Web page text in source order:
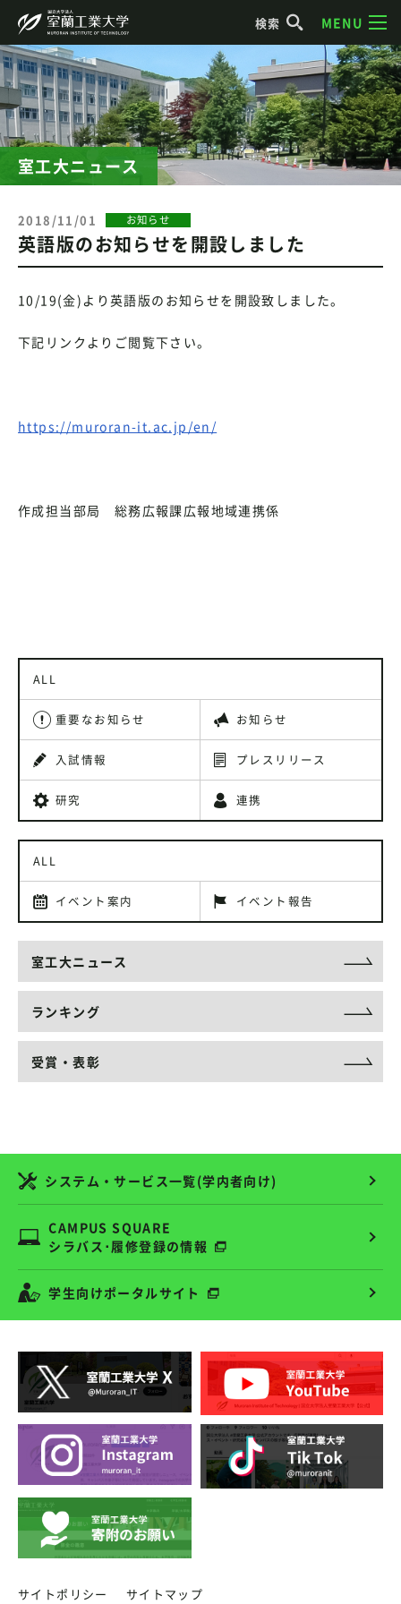
検索 MENU
室工大ニュース
2018/11/01 お知らせ
英語版のお知らせを開設しました
10/19(金)より英語版のお知らせを開設致しました。
下記リンクよりご閲覧下さい。
https://muroran-it.ac.jp/en/
作成担当部局 総務広報課広報地域連携係
ALL
重要なお知らせ お知らせ
入試情報 プレスリリース
研究 連携
ALL
イベント案内 イベント報告
室工大ニュース
ランキング
受賞・表彰
システム・サービス一覧(学内者向け)
CAMPUS SQUARE
シラバス･履修登録の情報
学生向けポータルサイト
サイトポリシー サイトマップ